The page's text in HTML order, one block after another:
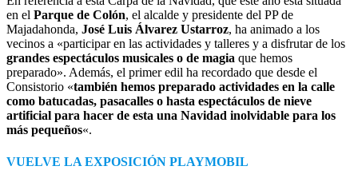
en el Parque de Colón, el alcalde y presidente del PP de
Majadahonda, José Luis Álvarez Ustarroz, ha animado a los
vecinos a «participar en las actividades y talleres y a disfrutar de los
grandes espectáculos musicales o de magia que hemos
preparado». Además, el primer edil ha recordado que desde el
Consistorio «también hemos preparado actividades en la calle
como batucadas, pasacalles o hasta espectáculos de nieve
artificial para hacer de esta una Navidad inolvidable para los
más pequeños«.
VUELVE LA EXPOSICIÓN PLAYMOBIL